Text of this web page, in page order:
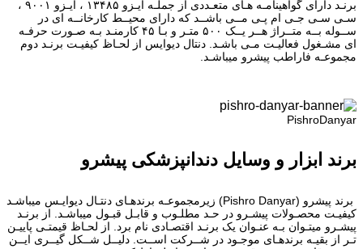
برنـد دارای گواهینامـه هـای متعـددی از جملـه ایـزو ۱۳۴۸۵ ، ایـزو ۹۰۰۱ ،
سـی سـی جـی ام پـی مــی باشــد که دارای محیــط کارخانــه ای در
ســوله بــه متــراژ هــر یــک ۵۰۰ متـر و بـا ۴۵ کارمنـد بـه صـورت حرفـه
ای مشـغول فعالیـت مـی باشـد. دنتال دیوایس از لحـاظ کیفیـت برنـد دوم
مجموعـه فاراطب پیشرو میباشـد.
PishroDanyar
برند ابزار و وسایل دندانپزشکی پیشرو
برند پیشرو (Pishro Danyar) زیرمجموعـه برندهـای دنتـال دیوایـس میباشـد
کیفیـت محصـولات پیشـرو در حـد مطلـوب و قابـل قبـول میباشـد. از برنـد
پیشـرو میتـوان بـه عنـوان یک برنـد اقتصـادی نام برد. از لحـاظ قیمتـی پاییـن
تـر از بقیـه برندهـای موجـود در شــرکت اســت. دلیــل شــکل گیــری ایــن